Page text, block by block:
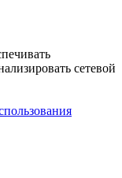
сетевой